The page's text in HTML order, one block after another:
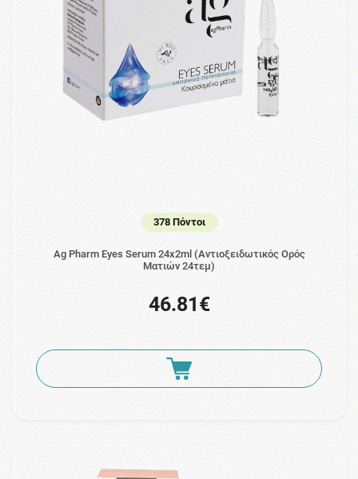
378 Πόντοι
Ag Pharm Eyes Serum 24x2ml (Aντιοξειδωτικός Ορός
Ματιών 24τεμ)
46.81€